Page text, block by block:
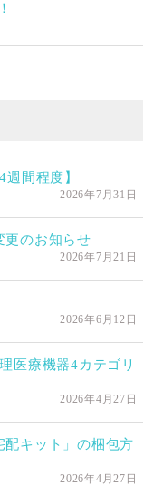
間程度】
2026年7月31日
更のお知らせ
2026年7月21日
2026年6月12日
医療機器4カテゴリ
2026年4月27日
配キット」の梱包方
2026年4月27日